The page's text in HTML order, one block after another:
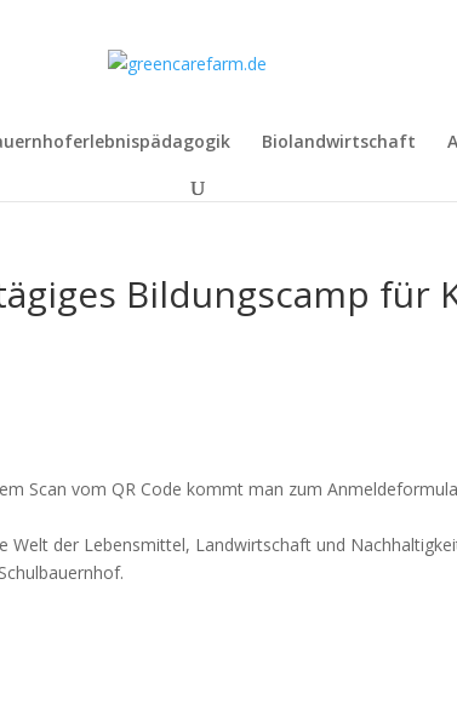
Biolandwirtschaft
Bildungscamp für
Scan vom QR Code kommt man zum
Welt der Lebensmittel, Landwirtschaft und